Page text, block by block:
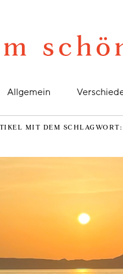
Allgemein
MIT DEM SCHLAGWORT: